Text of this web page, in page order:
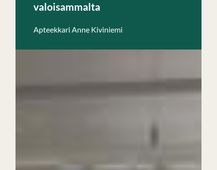
valoisammalta
Apteekkari Anne Kiviniemi